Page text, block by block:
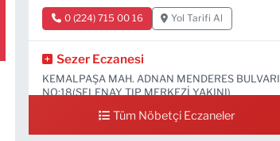
0 (224) 715 00 16 Yol Tarifi Al
Sezer Eczanesi
KEMALPAŞA MAH. ADNAN MENDERES BULVARI
NO:18(SELENAY TIP MERKEZİ YAKINI)
0 (224) 711 64 49 Yol Tarifi Al
Tüm Nöbetçi Eczaneler